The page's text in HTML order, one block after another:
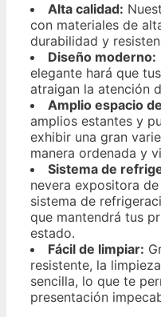
Alta calidad:
con materiales de
durabilidad y
Diseño moderno:
elegante hará que
atraigan la atención
Amplio espacio
amplios estantes y
exhibir una gran
manera ordenada y
Sistema de
nevera expositora
sistema de
que mantendrá tus
estado.
Fácil de limpiar:
resistente, la
sencilla, lo que te
presentación